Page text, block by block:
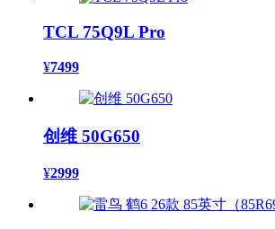
TCL 75Q9L Pro
¥7499
创维 50G650
¥2999